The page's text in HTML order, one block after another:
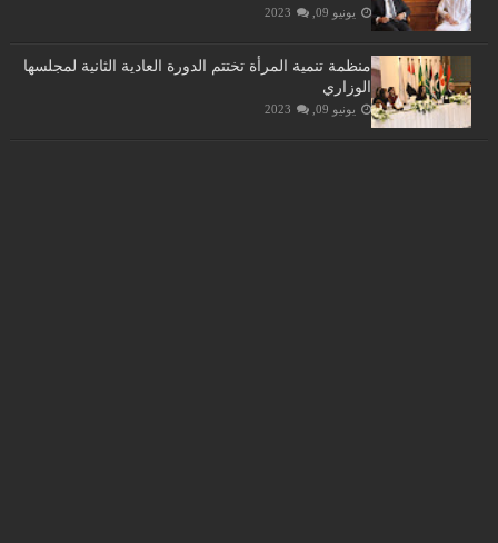
يونيو 09, 2023
منظمة تنمية المرأة تختتم الدورة العادية الثانية لمجلسها
الوزاري
يونيو 09, 2023